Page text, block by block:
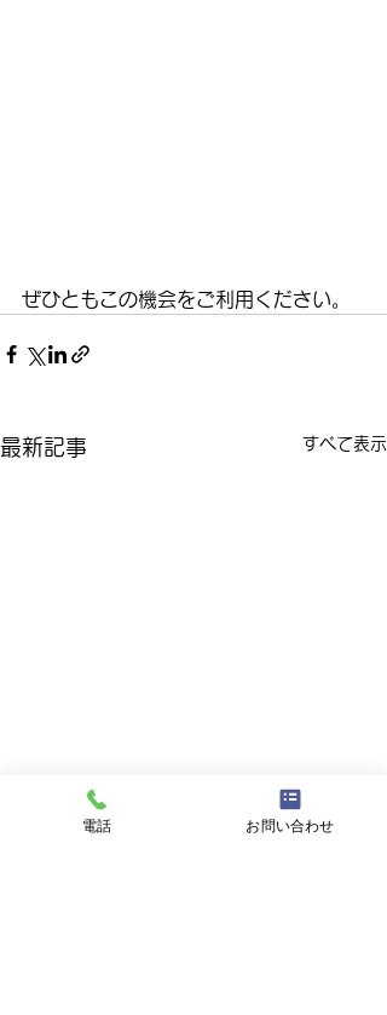
ぜひともこの機会をご利用ください。
最新記事 すべて表示
電話 お問い合わせ